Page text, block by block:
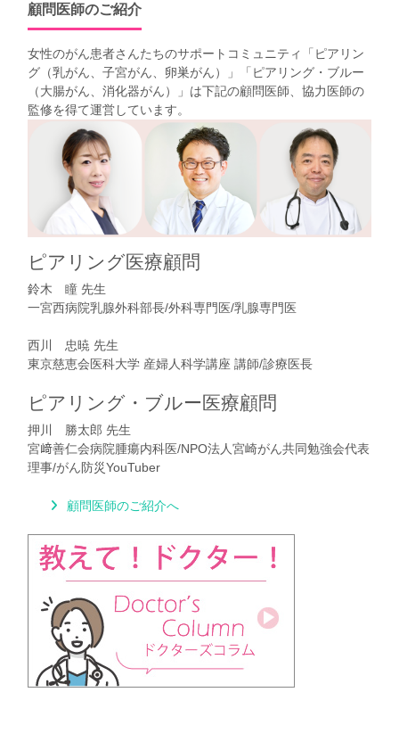
顧問医師のご紹介
女性のがん患者さんたちのサポートコミュニティ「 ピアリン
グ（乳がん、子宮がん、卵巣がん）
」「 ピアリング・ブルー
（大腸がん、消化器がん）
」は下記の顧問医師、協力医師の
監修を得て運営しています。
ピアリング医療顧問
鈴木 瞳 先生
一宮西病院乳腺外科部長/外科専門医/乳腺専門医
西川 忠暁 先生
東京慈恵会医科大学 産婦人科学講座 講師/診療医長
ピアリング・ブルー医療顧問
押川 勝太郎 先生
宮﨑善仁会病院腫瘍内科医/NPO法人宮崎がん共同勉強会代表
理事/がん防災YouTuber
顧問医師のご紹介へ